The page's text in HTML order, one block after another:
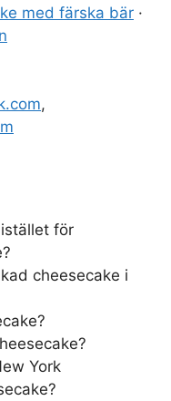
med färska bär ·
,
för
cheesecake i
York